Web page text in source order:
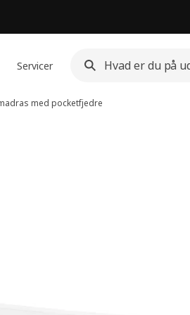
Servicer
med pocketfjedre